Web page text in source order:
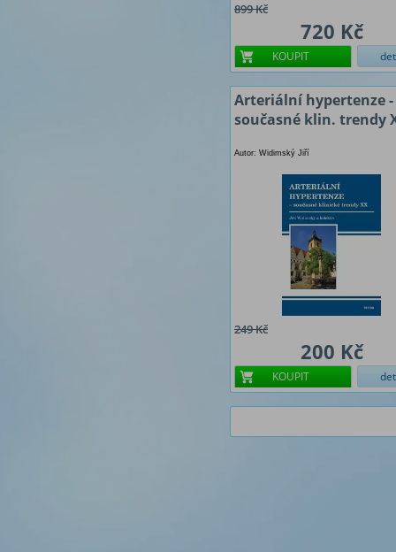
899 Kč
720 Kč
KOUPIT
Arteriální hypertenze -
současné klin. trendy
Autor: Widimský Jiří
249 Kč
200 Kč
KOUPIT